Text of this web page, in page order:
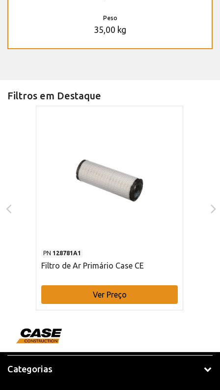
Peso
35,00 kg
Filtros em Destaque
PN 128781A1
Filtro de Ar Primário Case CE
Ver Preço
Categorias